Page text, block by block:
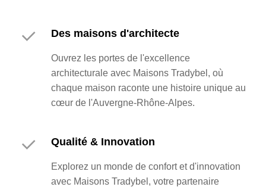
Des maisons d'architecte
Ouvrez les portes de l'excellence
architecturale avec Maisons Tradybel, où
chaque maison raconte une histoire unique au
cœur de l'Auvergne-Rhône-Alpes.
Qualité & Innovation
Explorez un monde de confort et d'innovation
avec Maisons Tradybel, votre partenaire